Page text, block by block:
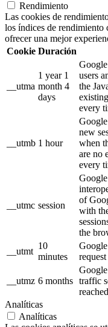
Rendimiento
Las cookies de
los índices de rendimiento
ofrecer una mejor
Cookie Duración
__utma
1 year 1
month 4
days
users
the
every
__utmb 1 hour
new
when
are no
every
__utmc session
of
with
the
__utmt
10
minutes
request
__utmz 6 months traffic
Analíticas
Analíticas